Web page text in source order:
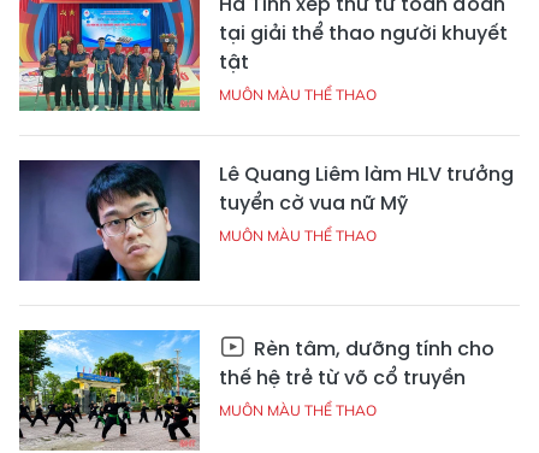
tại giải thể thao người khuyết
tật
MUÔN MÀU THỂ THAO
Lê Quang Liêm làm HLV trưởng
tuyển cờ vua nữ Mỹ
MUÔN MÀU THỂ THAO
Rèn tâm, dưỡng tính cho
thế hệ trẻ từ võ cổ truyền
MUÔN MÀU THỂ THAO